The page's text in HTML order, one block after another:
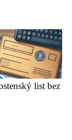
list bez